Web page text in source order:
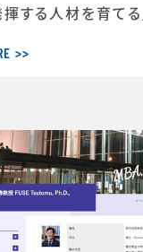
する人材を育て
をケースをもとに
はたくさんの気づ
回楽しみな時間で
>>